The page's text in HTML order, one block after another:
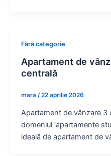
Fără categorie
Apartament de
centrală
mara /22 aprilie 2026
Apartament de vânzare 3
domeniul ‘apartamente
ideală de apartament de